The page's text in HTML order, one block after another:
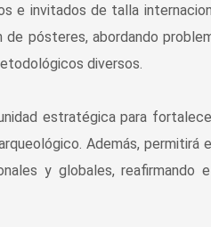
e invitados de talla
pósteres, abordando
diversos.
estratégica para
Además, permitirá
y globales, reafirmando